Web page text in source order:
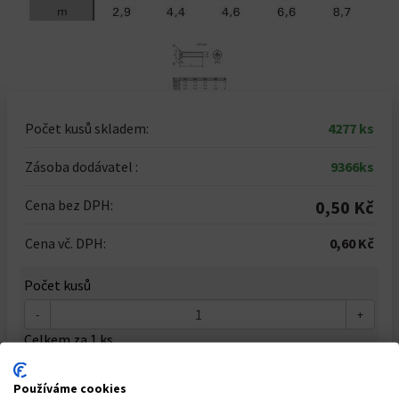
Počet kusů skladem: 4277 ks
Zásoba dodávatel : 9366ks
Cena bez DPH: 0,50 Kč
Cena vč. DPH: 0,60 Kč
Počet kusů
- +
Celkem za1ks
Používáme cookies